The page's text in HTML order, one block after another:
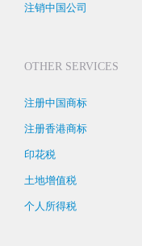
注销中国公司
OTHER SERVICES
注册中国商标
注册香港商标
印花税
土地增值税
个人所得税